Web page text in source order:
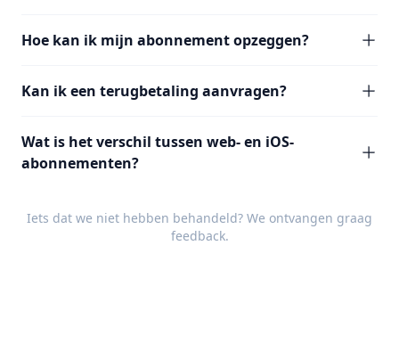
Hoe kan ik mijn abonnement opzeggen?
Kan ik een terugbetaling aanvragen?
Wat is het verschil tussen web- en iOS-
abonnementen?
Iets dat we niet hebben behandeld? We ontvangen graag
feedback.